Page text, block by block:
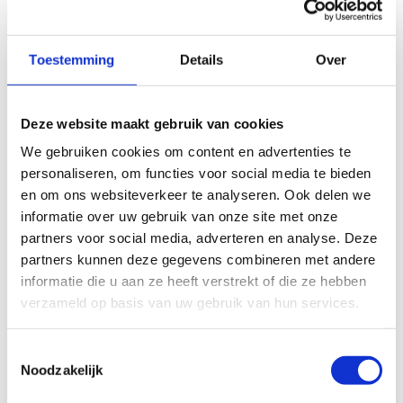
Toestemming Details Over
Deze website maakt gebruik van cookies
We gebruiken cookies om content en advertenties te
personaliseren, om functies voor social media te bieden
en om ons websiteverkeer te analyseren. Ook delen we
informatie over uw gebruik van onze site met onze
partners voor social media, adverteren en analyse. Deze
partners kunnen deze gegevens combineren met andere
informatie die u aan ze heeft verstrekt of die ze hebben
verzameld op basis van uw gebruik van hun services.
Noodzakelijk
blessurepreventie. Dit proces vereist nauwe
samenwerking tussen verschillende domeinen zoals
Deze masterclass focust op het belang van
interdisciplinaire samenwerking binnen het performance
support team en hoe gezamenlijke monitoring van
gezondheidsstatus, fysieke belasting en herstel kan
leiden tot datageïnformeerde beslissingen. Door beter te
begrijpenwatje meet,waaromje meet enhoeje die
informatie deelt binnen je team, kan je als coach of
expert sneller én preciezer bijsturen in het
ontwikkelings- & prestatietraject van de atleet.
BOIC, nodigen we enkele internationaal gerenommeerde
sprekers uit, die hun visie en expertise delen. Daarnaast